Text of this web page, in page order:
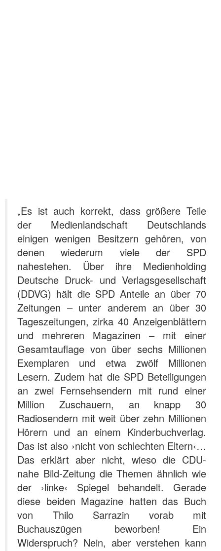
„Es ist auch korrekt, dass größere Teile
der Medienlandschaft Deutschlands
einigen wenigen Besitzern gehören, von
denen wiederum viele der SPD
nahestehen. Über ihre Medienholding
Deutsche Druck- und Verlagsgesellschaft
(DDVG) hält die SPD Anteile an über 70
Zeitungen – unter anderem an über 30
Tageszeitungen, zirka 40 Anzeigenblättern
und mehreren Magazinen – mit einer
Gesamtauflage von über sechs Millionen
Exemplaren und etwa zwölf Millionen
Lesern. Zudem hat die SPD Beteiligungen
an zwei Fernsehsendern mit rund einer
Million Zuschauern, an knapp 30
Radiosendern mit weit über zehn Millionen
Hörern und an einem Kinderbuchverlag.
Das ist also ›nicht von schlechten Eltern‹…
Das erklärt aber nicht, wieso die CDU-
nahe Bild-Zeitung die Themen ähnlich wie
der ›linke‹ Spiegel behandelt. Gerade
diese beiden Magazine hatten das Buch
von Thilo Sarrazin vorab mit
Buchauszügen beworben! Ein
Widerspruch? Nein, aber verstehen kann